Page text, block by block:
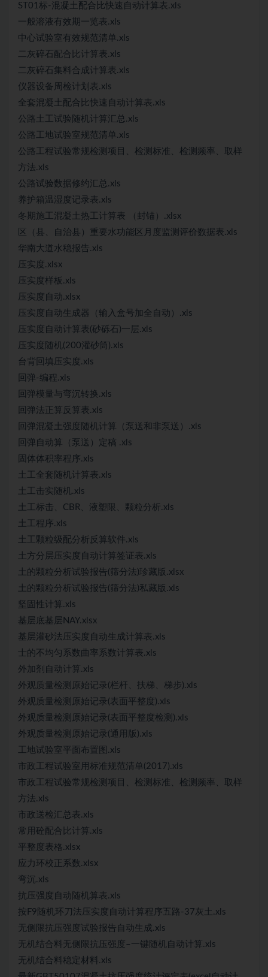
ST01标-混凝土配合比快速自动计算表.xls
一般溶液有效期一览表.xls
中心试验室有效规范清单.xls
二灰碎石配合比计算表.xls
二灰碎石集料合成计算表.xls
仪器设备周检计划表.xls
全套混凝土配合比快速自动计算表.xls
公路土工试验随机计算汇总.xls
公路工地试验室规范清单.xls
公路工程试验常规检测项目、检测标准、检测频率、取样
方法.xls
公路试验数据修约汇总.xls
养护箱温湿度记录表.xls
冬期施工混凝土热工计算表 （封锚）.xlsx
区（县、自治县）重要水功能区月度监测评价数据表.xls
华南大道水稳报告.xls
压实度.xlsx
压实度样板.xls
压实度自动.xlsx
压实度自动生成器（输入盒号加全自动）.xls
压实度自动计算表(砂砾石)一层.xls
压实度随机(200灌砂筒).xls
台背回填压实度.xls
回弹-编程.xls
回弹模量与弯沉转换.xls
回弹法正算反算表.xls
回弹混凝土强度随机计算（泵送和非泵送）.xls
回弹自动算（泵送）定稿 .xls
固体体积率程序.xls
土工全套随机计算表.xls
土工击实随机.xls
土工标击、CBR、液塑限、颗粒分析.xls
土工程序.xls
土工颗粒级配分析反算软件.xls
土方分层压实度自动计算签证表.xls
土的颗粒分析试验报告(筛分法)珍藏版.xlsx
土的颗粒分析试验报告(筛分法)私藏版.xls
坚固性计算.xls
基层底基层NAY.xlsx
基层灌砂法压实度自动生成计算表.xls
士的不均匀系数曲率系数计算表.xls
外加剂自动计算.xls
外观质量检测原始记录(栏杆、扶梯、梯步).xls
外观质量检测原始记录(表面平整度).xls
外观质量检测原始记录(表面平整度检测).xls
外观质量检测原始记录(通用版).xls
工地试验室平面布置图.xls
市政工程试验室用标准规范清单(2017).xls
市政工程试验常规检测项目、检测标准、检测频率、取样
方法.xls
市政送检汇总表.xls
常用砼配合比计算.xls
平整度表格.xlsx
应力环校正系数.xlsx
弯沉.xls
抗压强度自动随机算表.xls
按F9随机环刀法压实度自动计算程序五路-37灰土.xls
无侧限抗压强度试验报告自动生成.xls
无机结合料无侧限抗压强度–一键随机自动计算.xls
无机结合料稳定材料.xls